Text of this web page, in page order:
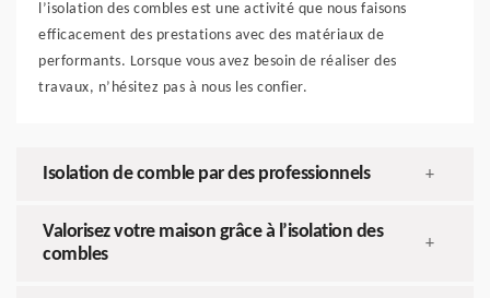
l’isolation des combles est une activité que nous faisons
efficacement des prestations avec des matériaux de
performants. Lorsque vous avez besoin de réaliser des
travaux, n’hésitez pas à nous les confier.
Isolation de comble par des professionnels +
Valorisez votre maison grâce à l’isolation des
combles
+